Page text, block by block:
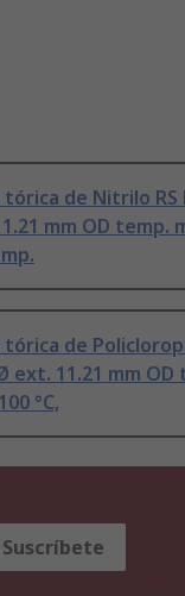
tórica de Nitrilo RS
mm OD temp.
tórica de
ext. 11.21 mm OD
°C,
Suscríbete